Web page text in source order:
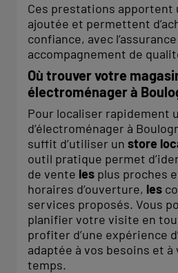
Ces prestations apportent
ajoutée et permettent
confiance, avec l’assurance
accompagnement de
Où trouver votre
électroménager à
Pour localiser rapidement
d’électroménager à
suffit d’utiliser un store
outil pratique permet
de vente les plus proches
horaires d’ouverture, les
services proposés. Vous
planifier votre visite en
profiter d’une expérience
adaptée à vos besoins et
temps.